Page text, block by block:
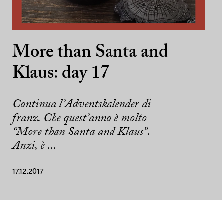
More than Santa and
Klaus: day 17
Continua l’Adventskalender di
franz. Che quest’anno è molto
“More than Santa and Klaus”.
Anzi, è ...
17.12.2017